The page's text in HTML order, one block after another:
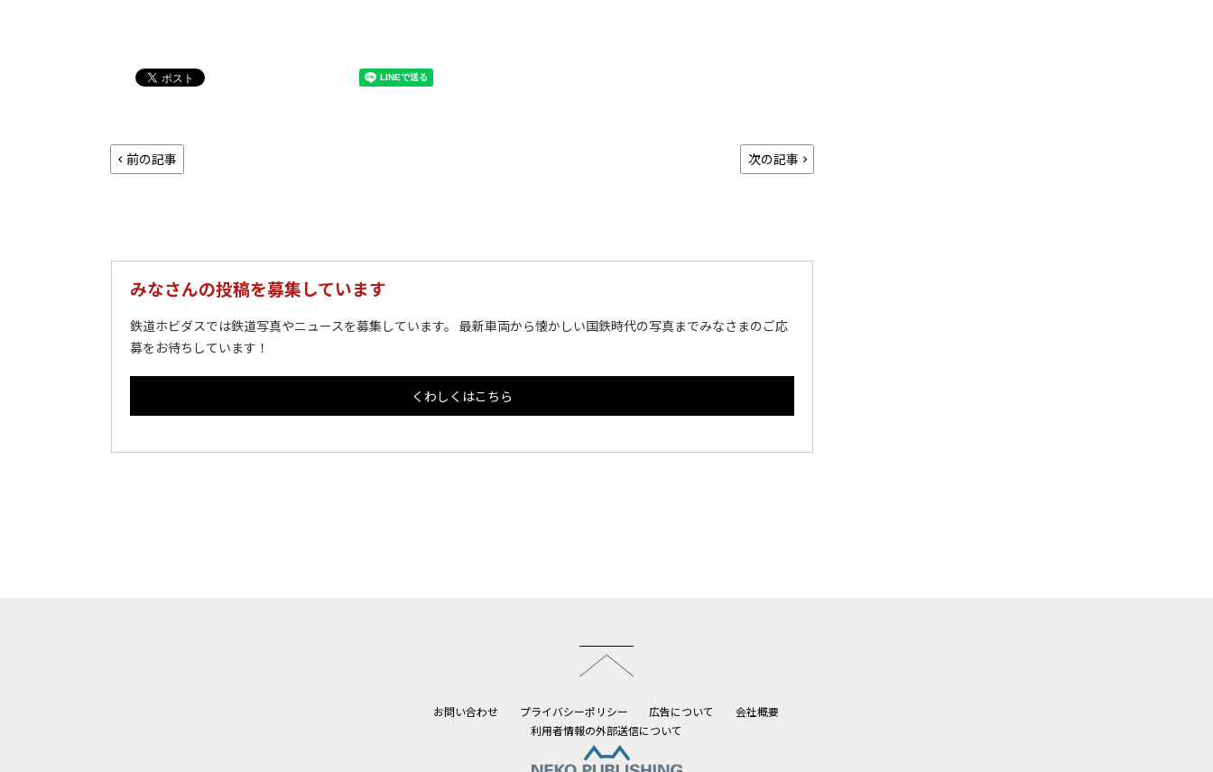
前の記事 次の記事
みなさんの投稿を募集しています
鉄道ホビダスでは鉄道写真やニュースを募集しています。 最新車両から懐かしい国鉄時代の写真までみなさまのご応
募をお待ちしています！
くわしくはこちら
お問い合わせ プライバシーポリシー 広告について
会社概要
利用者情報の外部送信について